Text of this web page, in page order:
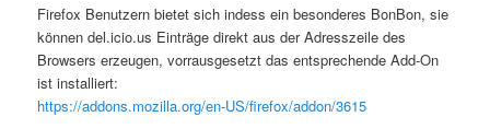
Firefox Benutzern bietet sich indess ein besonderes BonBon, sie
können del.icio.us Einträge direkt aus der Adresszeile des
Browsers erzeugen, vorrausgesetzt das entsprechende Add-On
ist installiert:
https://addons.mozilla.org/en-US/firefox/addon/3615